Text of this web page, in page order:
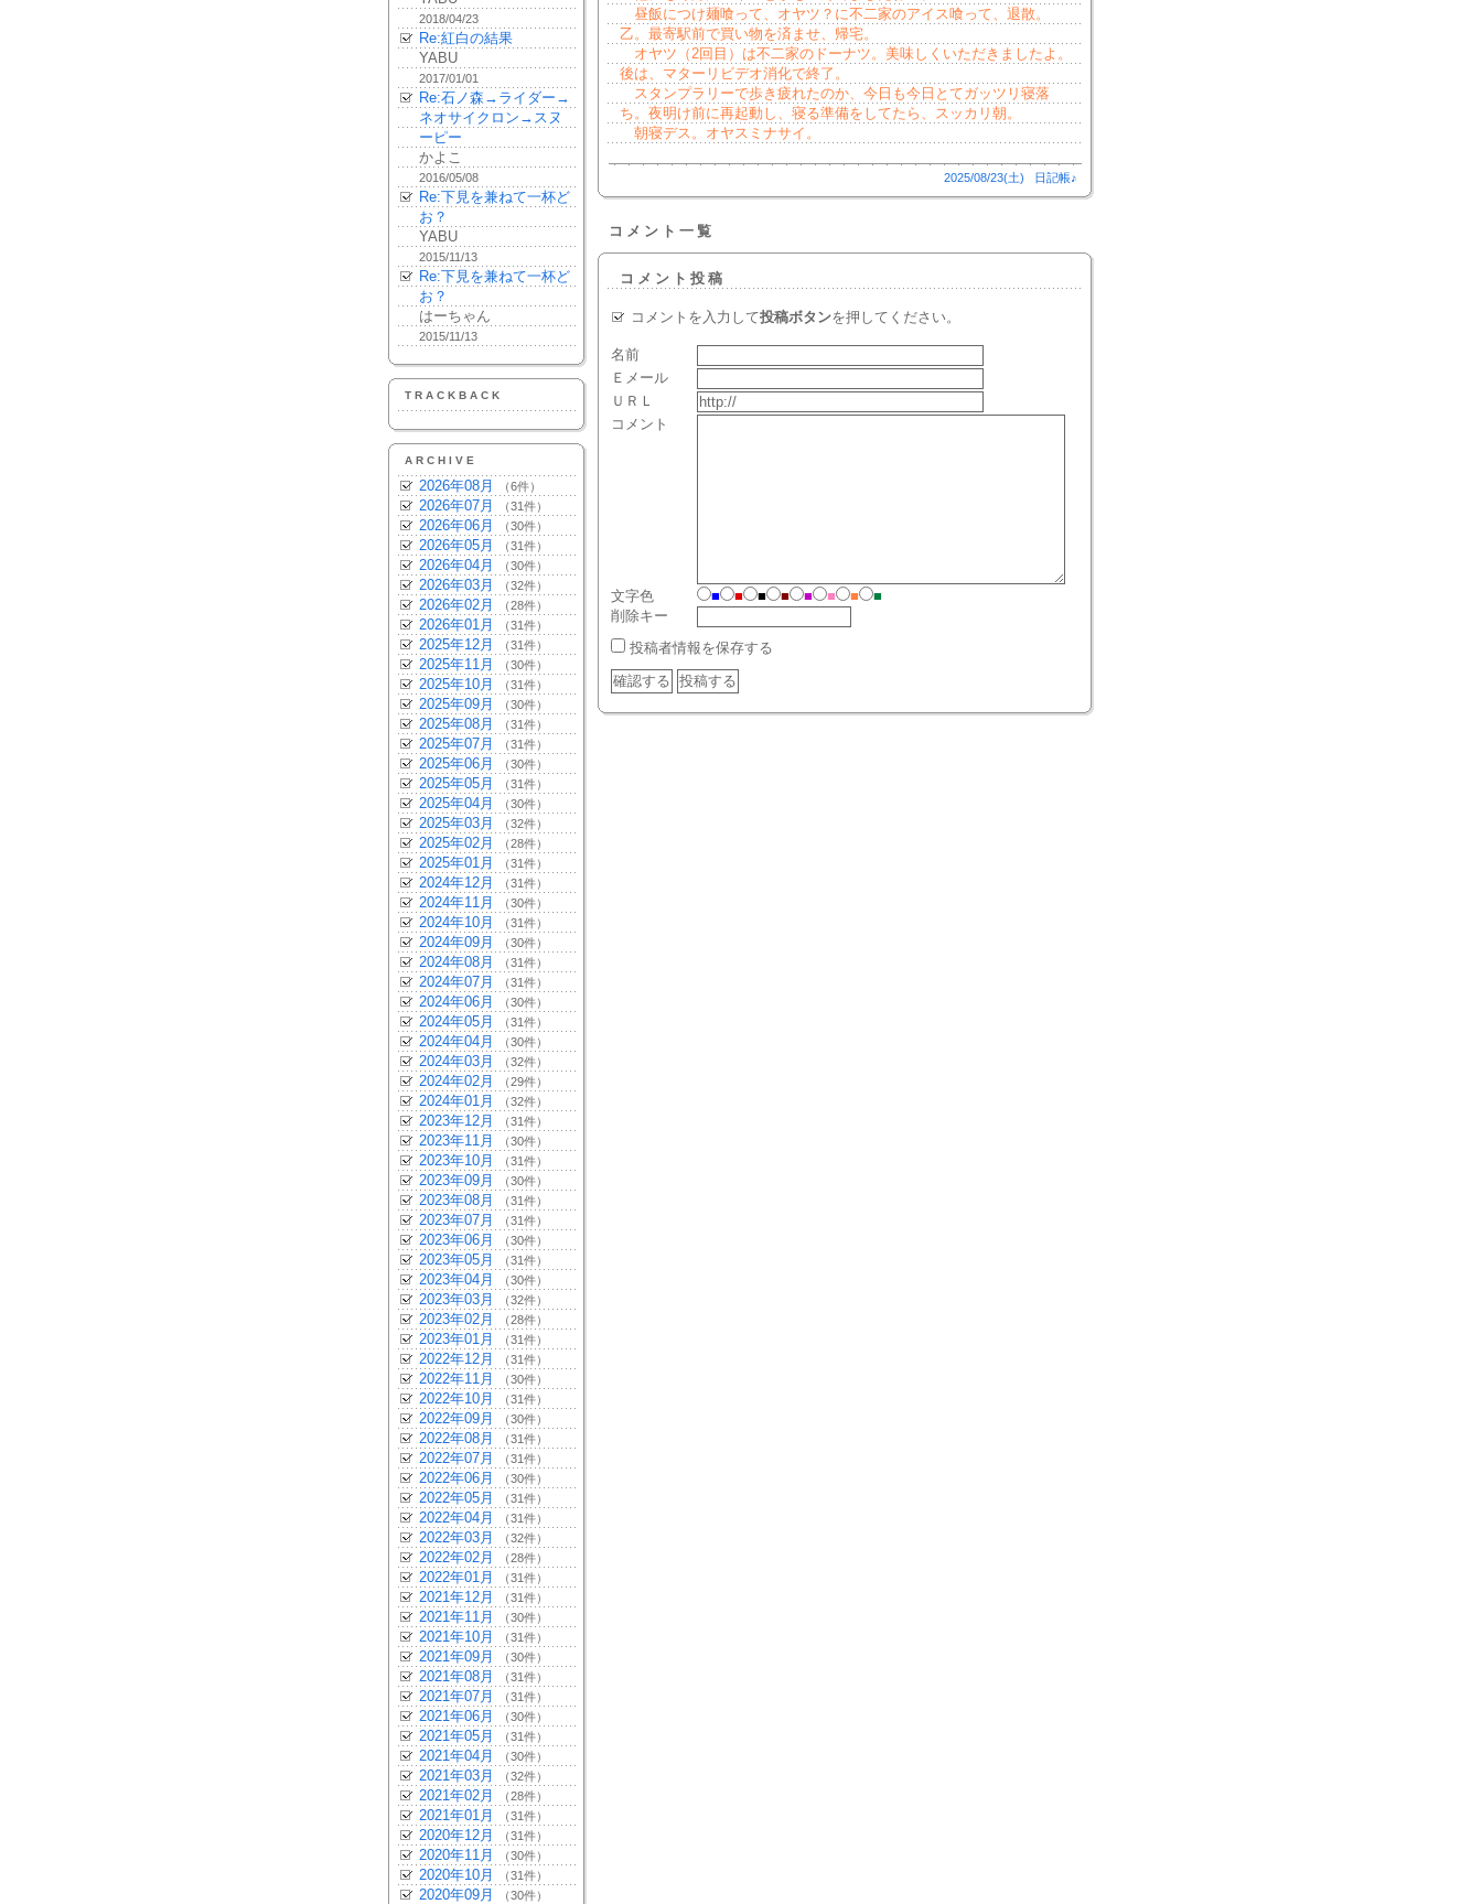
2018/04/23
Re:紅白の結果
YABU
2017/01/01
Re:石ノ森→ライダー→
ネオサイクロン→スヌ
ーピー
かよこ
2016/05/08
Re:下見を兼ねて一杯ど
お？
YABU
2015/11/13
Re:下見を兼ねて一杯ど
お？
はーちゃん
2015/11/13
TRACKBACK
ARCHIVE
2026年08月 （6件）
2026年07月 （31件）
2026年06月 （30件）
2026年05月 （31件）
2026年04月 （30件）
2026年03月 （32件）
2026年02月 （28件）
2026年01月 （31件）
2025年12月 （31件）
2025年11月 （30件）
2025年10月 （31件）
2025年09月 （30件）
2025年08月 （31件）
2025年07月 （31件）
2025年06月 （30件）
2025年05月 （31件）
2025年04月 （30件）
2025年03月 （32件）
2025年02月 （28件）
2025年01月 （31件）
2024年12月 （31件）
2024年11月 （30件）
2024年10月 （31件）
2024年09月 （30件）
2024年08月 （31件）
2024年07月 （31件）
2024年06月 （30件）
2024年05月 （31件）
2024年04月 （30件）
2024年03月 （32件）
2024年02月 （29件）
2024年01月 （32件）
2023年12月 （31件）
2023年11月 （30件）
2023年10月 （31件）
2023年09月 （30件）
2023年08月 （31件）
2023年07月 （31件）
2023年06月 （30件）
2023年05月 （31件）
2023年04月 （30件）
2023年03月 （32件）
2023年02月 （28件）
2023年01月 （31件）
2022年12月 （31件）
2022年11月 （30件）
2022年10月 （31件）
2022年09月 （30件）
2022年08月 （31件）
2022年07月 （31件）
2022年06月 （30件）
2022年05月 （31件）
2022年04月 （31件）
2022年03月 （32件）
2022年02月 （28件）
2022年01月 （31件）
2021年12月 （31件）
2021年11月 （30件）
2021年10月 （31件）
2021年09月 （30件）
2021年08月 （31件）
2021年07月 （31件）
2021年06月 （30件）
2021年05月 （31件）
2021年04月 （30件）
2021年03月 （32件）
2021年02月 （28件）
2021年01月 （31件）
2020年12月 （31件）
2020年11月 （30件）
2020年10月 （31件）
2020年09月 （30件）
昼飯につけ麺喰って、オヤツ？に不二家のアイス喰って、退散。
乙。最寄駅前で買い物を済ませ、帰宅。
オヤツ（2回目）は不二家のドーナツ。美味しくいただきましたよ。
後は、マターリビデオ消化で終了。
スタンプラリーで歩き疲れたのか、今日も今日とてガッツリ寝落
ち。夜明け前に再起動し、寝る準備をしてたら、スッカリ朝。
朝寝デス。オヤスミナサイ。
2025/08/23(土) 日記帳♪
コメント一覧
コメント投稿
コメントを入力して投稿ボタンを押してください。
名前
Ｅメール
ＵＲＬ
コメント
文字色 ■ ■ ■ ■ ■ ■ ■
■
削除キー
投稿者情報を保存する